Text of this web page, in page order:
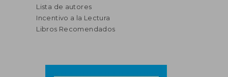
Lista de autores
Incentivo a la Lectura
Libros Recomendados